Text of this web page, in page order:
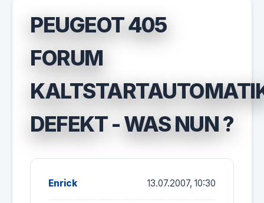
PEUGEOT 405
FORUM
DEFEKT - WAS NUN ?
Enrick 13.07.2007, 10:30